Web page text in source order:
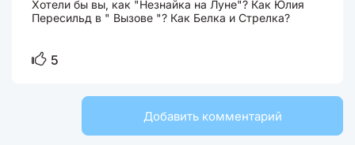
Хотели бы вы, как "Незнайка на Луне"? Как Юлия
Пересильд в " Вызове "? Как Белка и Стрелка?
5
Добавить комментарий